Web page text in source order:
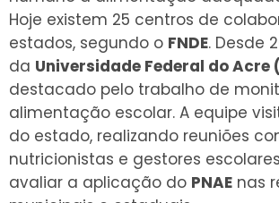
Hoje existem 25 centros de
estados, segundo o FNDE. Desde
da Universidade Federal do Acre
destacado pelo trabalho de
alimentação escolar. A equipe
do estado, realizando reuniões
nutricionistas e gestores
avaliar a aplicação do PNAE nas